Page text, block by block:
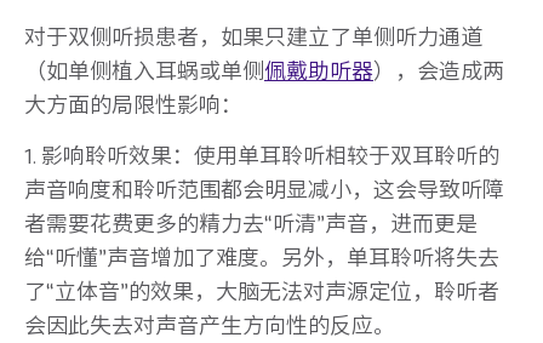
对于双侧听损患者，如果只建立了单侧听力通道
（如单侧植入耳蜗或单侧佩戴助听器），会造成两
大方面的局限性影响：
1. 影响聆听效果：使用单耳聆听相较于双耳聆听的
声音响度和聆听范围都会明显减小，这会导致听障
者需要花费更多的精力去“听清”声音，进而更是
给“听懂”声音增加了难度。另外，单耳聆听将失去
了“立体音”的效果，大脑无法对声源定位，聆听者
会因此失去对声音产生方向性的反应。